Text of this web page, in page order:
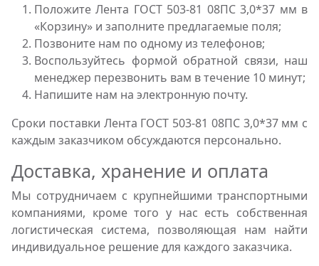
Положите Лента ГОСТ 503-81 08ПС 3,0*37 мм в
«Корзину» и заполните предлагаемые поля;
Позвоните нам по одному из телефонов;
Воспользуйтесь формой обратной связи, наш
менеджер перезвонить вам в течение 10 минут;
Напишите нам на электронную почту.
Сроки поставки Лента ГОСТ 503-81 08ПС 3,0*37 мм с
каждым заказчиком обсуждаются персонально.
Доставка, хранение и оплата
Мы сотрудничаем с крупнейшими транспортными
компаниями, кроме того у нас есть собственная
логистическая система, позволяющая нам найти
индивидуальное решение для каждого заказчика.